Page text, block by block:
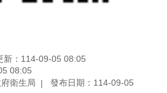
新：114-09-05 08:05
08:05
衛生局
發布日期：114-09-05